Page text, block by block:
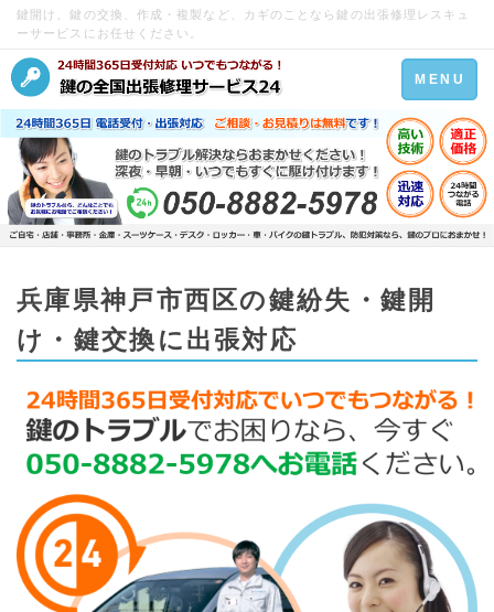
鍵開け、鍵の交換、作成・複製など、カギのことなら鍵の出張修理レスキュ
ーサービスにお任せください。
Toggle
navigation
MENU
兵庫県神戸市西区の鍵紛失・鍵開
け・鍵交換に出張対応